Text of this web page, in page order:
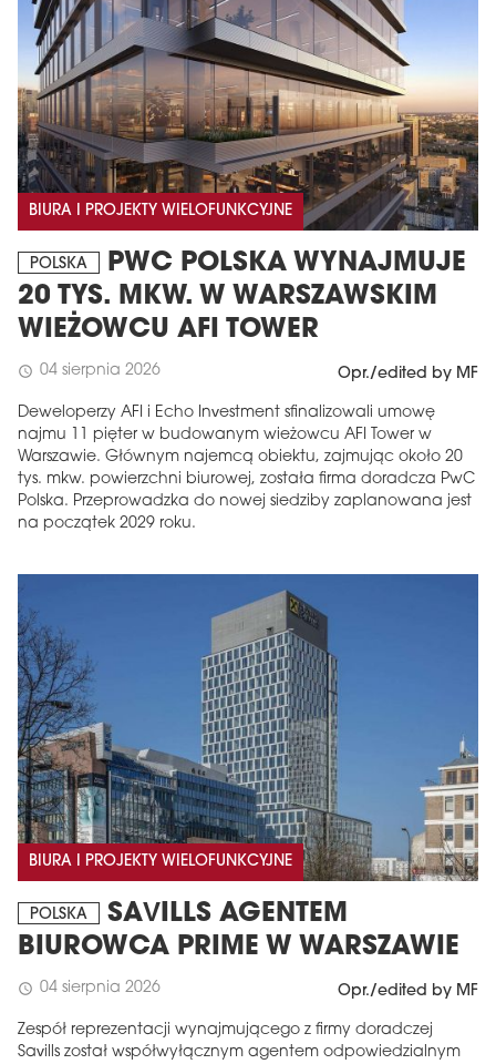
BIURA I PROJEKTY WIELOFUNKCYJNE
POLSKA
PWC POLSKA WYNAJMUJE
20 TYS. MKW. W WARSZAWSKIM
WIEŻOWCU AFI TOWER
schedule 04 sierpnia 2026 Opr./edited by MF
Deweloperzy AFI i Echo Investment sfinalizowali umowę
najmu 11 pięter w budowanym wieżowcu AFI Tower w
Warszawie. Głównym najemcą obiektu, zajmując około 20
tys. mkw. powierzchni biurowej, została firma doradcza PwC
Polska. Przeprowadzka do nowej siedziby zaplanowana jest
na początek 2029 roku.
BIURA I PROJEKTY WIELOFUNKCYJNE
POLSKA
SAVILLS AGENTEM
BIUROWCA PRIME W WARSZAWIE
schedule 04 sierpnia 2026 Opr./edited by MF
Zespół reprezentacji wynajmującego z firmy doradczej
Savills został współwyłącznym agentem odpowiedzialnym